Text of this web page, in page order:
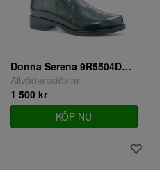
Donna Serena 9R5504DS-VERDE
Allvädersstövlar
1 500 kr
KÖP NU